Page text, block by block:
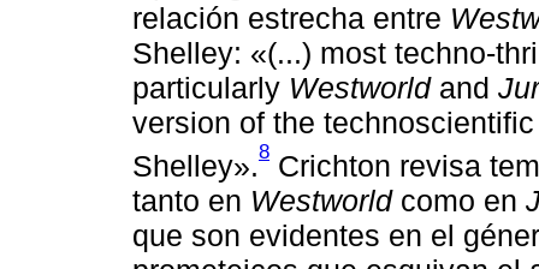
relación estrecha entre
Shelley: «(...) most techno-
particularly Westworldand
version of the
Shelley».8 Crichton revisa
tanto en Westworldcomo en
que son evidentes en el